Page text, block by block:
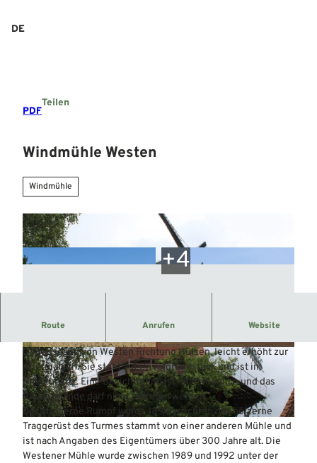
DE
PDF
Teilen
Windmühle Westen
Windmühle
© Mittelweser-Touristik GmbH | CC-BY
© Mittelweser-Touristik GmbH |CC-BY © Mittelweser-Touristik GmbH |CC-BY
Route Anrufen Website
Mühle von 1894.
Ortsausgang von Westen Richtung Hülsen, leicht erhöht zur
Allermarsch. Sie steht auf Privatgrundstück und ist in
Privatbesitz. Eine Besichtigung ist nicht möglich und das
Privatgelände darf nicht betreten werden.
Der steinerne Rumpf wurde 1894 errichtet, das hölzerne
Traggerüst des Turmes stammt von einer anderen Mühle und
ist nach Angaben des Eigentümers über 300 Jahre alt. Die
Westener Mühle wurde zwischen 1989 und 1992 unter der